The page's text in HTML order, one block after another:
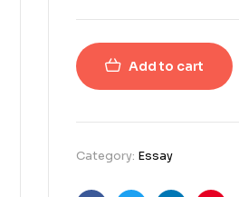
Add to cart
Category: Essay